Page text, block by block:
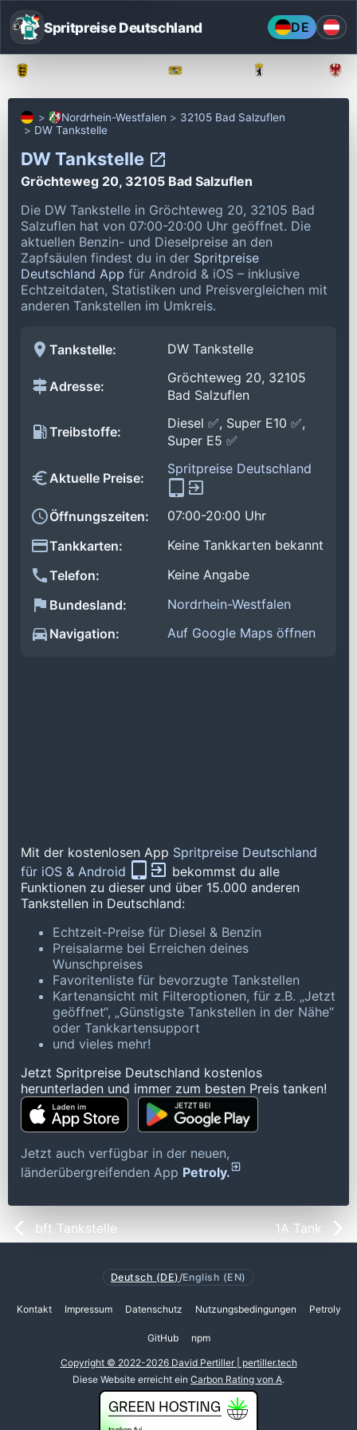
Spritpreise Deutschland DE
Nordrhein-Westfalen
32105 Bad Salzuflen
DW Tankstelle
DW Tankstelle
Gröchteweg 20, 32105 Bad Salzuflen
Die DW Tankstelle in Gröchteweg 20, 32105 Bad
Salzuflen hat von 07:00-20:00 Uhr geöffnet. Die
aktuellen Benzin- und Dieselpreise an den
Zapfsäulen findest du in der Spritpreise
Deutschland App für Android & iOS – inklusive
Echtzeitdaten, Statistiken und Preisvergleichen mit
anderen Tankstellen im Umkreis.
Tankstelle: DW Tankstelle
Adresse:
Gröchteweg 20, 32105
Bad Salzuflen
Treibstoffe:
Diesel ✅, Super E10 ✅,
Super E5 ✅
Aktuelle Preise:
Spritpreise Deutschland
Öffnungszeiten:
07:00-20:00 Uhr
Tankkarten:
Keine Tankkarten bekannt
Telefon:
Keine Angabe
Bundesland:
Nordrhein-Westfalen
Navigation:
Auf Google Maps öffnen
Mit der kostenlosen App Spritpreise Deutschland
für iOS & Android
bekommst du alle
Funktionen zu dieser und über 15.000 anderen
Tankstellen in Deutschland:
Echtzeit-Preise für Diesel & Benzin
Preisalarme bei Erreichen deines
Wunschpreises
Favoritenliste für bevorzugte Tankstellen
Kartenansicht mit Filteroptionen, für z.B. „Jetzt
geöffnet“, „Günstigste Tankstellen in der Nähe“
oder Tankkartensupport
und vieles mehr!
Jetzt Spritpreise Deutschland kostenlos
herunterladen und immer zum besten Preis tanken!
Jetzt auch verfügbar in der neuen,
länderübergreifenden App Petroly.
bft Tankstelle 1A Tank
Deutsch (DE) /English (EN)
Kontakt Impressum Datenschutz Nutzungsbedingungen Petroly
GitHub npm
Copyright © 2022-2026 David Pertiller | pertiller.tech
Diese Website erreicht ein Carbon Rating von A.